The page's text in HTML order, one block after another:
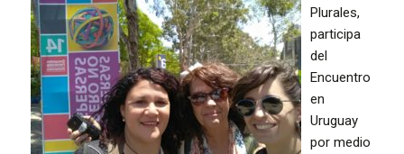
Plurales,
participa
del
Encuentro
en
Uruguay
por medio